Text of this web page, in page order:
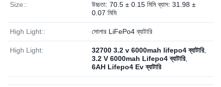
Size::
উচ্চতা: 70.5 ± 0.15 মিমি ব্যাস: 31.98 ±
0.07 মিমি
High Light:: সোলার LiFePo4 ব্যাটারি
High Light: 32700 3.2 v 6000mah lifepo4 ব্যাটারি
3.2 V 6000mah Lifepo4 ব্যাটারি
6AH Lifepo4 Ev ব্যাটারি